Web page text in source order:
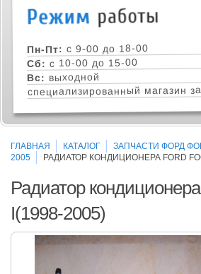
Пн-Пт: с 9-00 до 18-00
Сб: с 10-00 до 15-00
Вс: выходной
специализированный магазин
ГЛАВНАЯ КАТАЛОГ
ЗАПЧАСТИ ФОРД
2005
РАДИАТОР КОНДИЦИОНЕРА FORD
Радиатор
I(1998-2005)